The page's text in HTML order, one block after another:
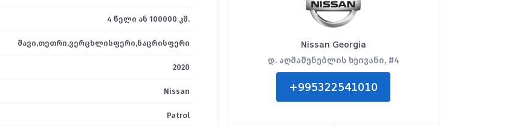
4 წელი ან 100000 კმ.
შავი,თეთრი,ვერცხლისფერი,ნაცრისფერი
2020
Nissan
Patrol
Nissan Georgia
დ. აღმაშენებლის ხეივანი, #4
+995322541010